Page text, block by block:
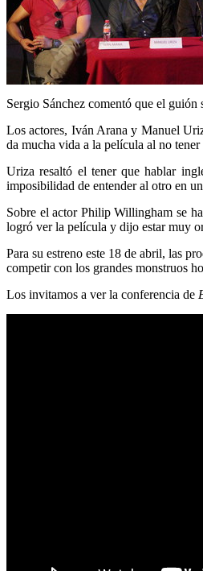
Sergio Sánchez comentó que el
Los actores, Iván Arana y Manuel
da mucha vida a la película al no
Uriza resaltó el tener que hablar
imposibilidad de entender al otro en
Sobre el actor Philip Willingham se
logró ver la película y dijo estar muy
Para su estreno este 18 de abril, las
competir con los grandes monstruos
Los invitamos a ver la conferencia de